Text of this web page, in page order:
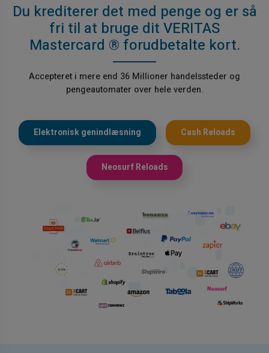
Du krediterer det med penge og er så
fri til at bruge dit VERITAS
Mastercard ® forudbetalte kort.
Accepteret i mere end 36 Millioner handelssteder og
pengeautomater over hele verden.
Elektronisk genindlæsning Cash Reloads
Neosurf Reloads